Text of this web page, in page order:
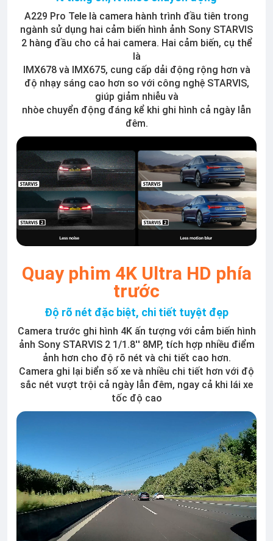
A229 Pro Tele là camera hành trình đầu tiên trong
ngành sử dụng hai cảm biến hình ảnh Sony STARVIS
2 hàng đầu cho cả hai camera. Hai cảm biến, cụ thể
là
IMX678 và IMX675, cung cấp dải động rộng hơn và
độ nhạy sáng cao hơn so với công nghệ STARVIS,
giúp giảm nhiễu và
nhòe chuyển động đáng kể khi ghi hình cả ngày lẫn
đêm.
Quay phim 4K Ultra HD phía
trước
Độ rõ nét đặc biệt, chi tiết tuyệt đẹp
Camera trước ghi hình 4K ấn tượng với cảm biến hình
ảnh Sony STARVIS 2 1/1.8'' 8MP, tích hợp nhiều điểm
ảnh hơn cho độ rõ nét và chi tiết cao hơn.
Camera ghi lại biển số xe và nhiều chi tiết hơn với độ
sắc nét vượt trội cả ngày lẫn đêm, ngay cả khi lái xe
tốc độ cao